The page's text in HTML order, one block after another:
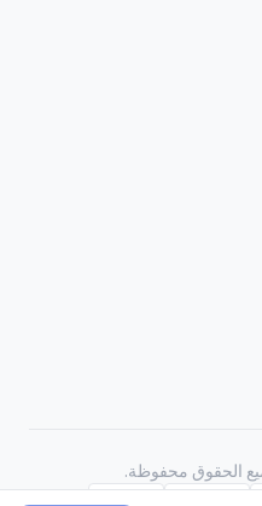
الحقوق محفوظة.